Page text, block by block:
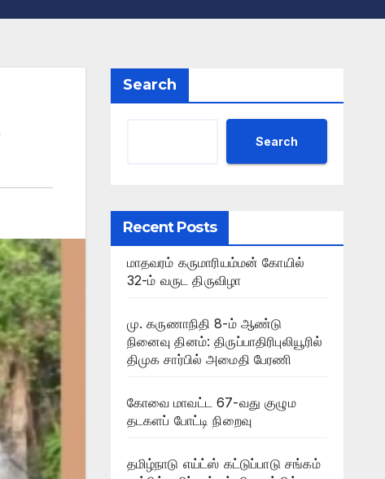
Search
Search
Recent Posts
மாதவரம் கருமாரியம்மன் கோயில்
32-ம் வருட திருவிழா
மு. கருணாநிதி 8-ம் ஆண்டு
நினைவு தினம்: திருப்பாதிரிபுலியூரில்
திமுக சார்பில் அமைதி பேரணி
கோவை மாவட்ட 67-வது குழும
தடகளப் போட்டி நிறைவு
தமிழ்நாடு எய்ட்ஸ் கட்டுப்பாடு சங்கம்